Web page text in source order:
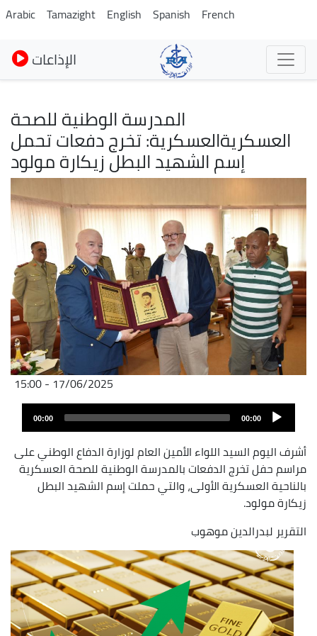
Skip
to
main
content
Arabic Tamazight English Spanish French
الإذاعات
المدرسة الوطنية للصحة
العسكريةالعسكرية: تخرج دفعات تحمل
إسم الشهيد البطل زيكارة مولود
17/06/2025 - 15:00
Fichier
audio
00:00
00:00
أشرف اليوم السيد اللواء الأمين العام لوزارة الدفاع الوطني على
مراسم حفل تخرج الدفعات بالمدرسة الوطنية للصحة العسكرية
بالناحية العسكرية الأولى، والتي حملت إسم الشهيد البطل
زيكارة مولود.
التقرير لبدرالدين موهوب